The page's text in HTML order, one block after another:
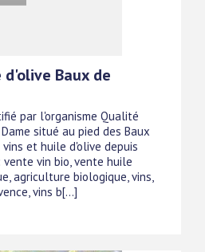
Baux de
par l'organisme Qualité
situé au pied des Baux
et huile d'olive depuis
vin bio, vente huile
agriculture biologique, vins,
vins b[...]